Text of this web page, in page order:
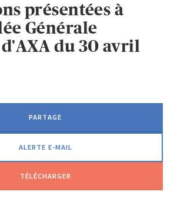
présentées à
Générale
du 30 avril
PARTAGE
ALERTE E-MAIL
TÉLÉCHARGER